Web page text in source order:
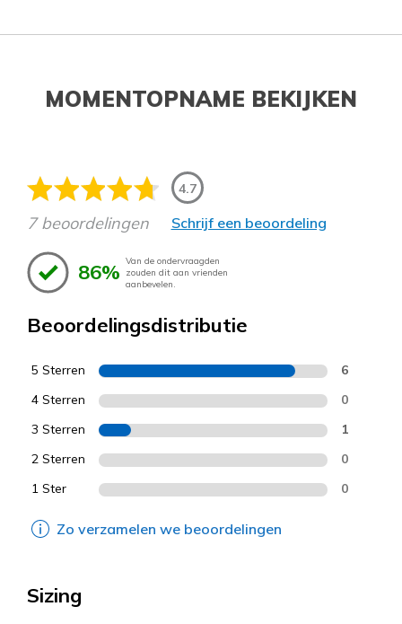
MOMENTOPNAME BEKIJKEN
4.7
7 beoordelingen Schrijf een beoordeling
86% Van de ondervraagden
zouden dit aan vrienden
aanbevelen.
Beoordelingsdistributie
5 Sterren 6
4 Sterren 0
3 Sterren 1
2 Sterren 0
1 Ster 0
Zo verzamelen we beoordelingen
Sizing